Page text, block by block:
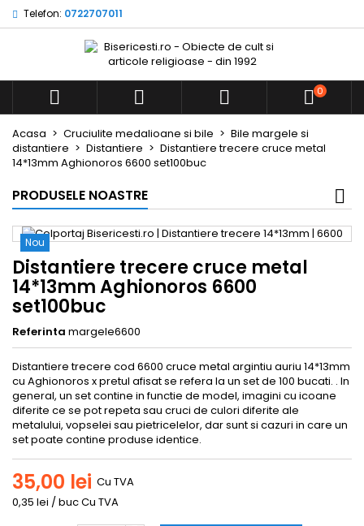
Telefon: 0722707011
   0
Acasa Cruciulite medalioane si bile
Bile margele si
distantiere
Distantiere
Distantiere trecere cruce metal
14*13mm Aghionoros 6600 set100buc
PRODUSELE NOASTRE
Nou
Distantiere trecere cruce metal
14*13mm Aghionoros 6600
set100buc
Referinta margele6600
Distantiere trecere cod 6600 cruce metal argintiu auriu 14*13mm
cu Aghionoros x pretul afisat se refera la un set de 100 bucati. . In
general, un set contine in functie de model, imagini cu icoane
diferite ce se pot repeta sau cruci de culori diferite ale
metalului, vopselei sau pietricelelor, dar sunt si cazuri in care un
set poate contine produse identice.
35,00 lei Cu TVA
0,35 lei / buc Cu TVA